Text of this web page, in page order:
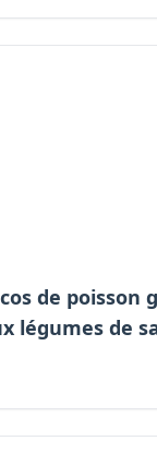
de poisson
légumes de